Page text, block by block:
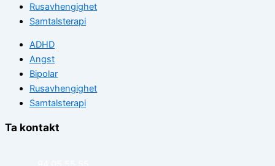
Rusavhengighet
Samtalsterapi
ADHD
Angst
Bipolar
Rusavhengighet
Samtalsterapi
Ta kontakt